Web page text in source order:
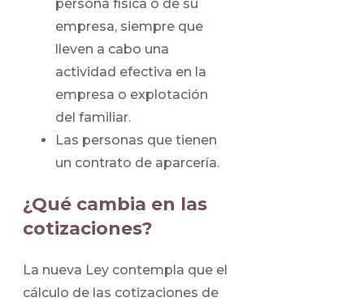
persona física o de su
empresa, siempre que
lleven a cabo una
actividad efectiva en la
empresa o explotación
del familiar.
Las personas que tienen
un contrato de aparcería.
¿Qué cambia en las
cotizaciones?
La nueva Ley contempla que el
cálculo de las cotizaciones de